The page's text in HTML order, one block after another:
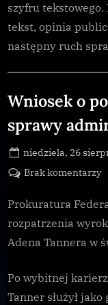
szyfru
tekst, opinia
następny ruch
Wniosek o
sprawy
Posted
on
niedziela, 26
Brak komentarzydo
o
Prokuratura
rozpatrzenia
Adena Tannera w
Po wybitnej
Tanner służył